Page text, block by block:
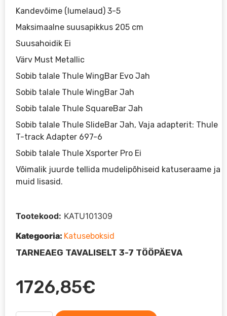
1726,85€
Kandevõime (lumelaud) 3-5
Maksimaalne suusapikkus 205 cm
Suusahoidik Ei
Värv Must Metallic
Sobib talale Thule WingBar Evo Jah
Sobib talale Thule WingBar Jah
Sobib talale Thule SquareBar Jah
Sobib talale Thule SlideBar Jah, Vaja adapterit: Thule
T-track Adapter 697-6
Sobib talale Thule Xsporter Pro Ei
Võimalik juurde tellida mudelipõhiseid katuseraame ja
muid lisasid.
Tootekood: KATU101309
Kategooria: Katuseboksid
TARNEAEG TAVALISELT 3-7 TÖÖPÄEVA